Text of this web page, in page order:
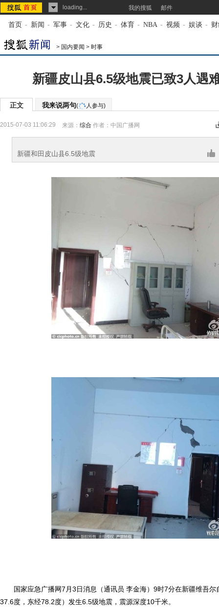
loading... 我的搜狐 邮件
首页 - 新闻 - 军事 - 文化 - 历史 - 体育 - NBA - 视频 - 娱谈 -
> 国内要闻 > 时事
新疆皮山县6.5级地震已致3人遇
正文 我来说两句( 人参与)
2015-07-03 11:06:29 来源： 综合 作者：中国广播网
新疆和田皮山县6.5级地震
国家应急广播网7月3日消息（通讯员 李金海）9时7分在新疆维吾尔
37.6度，东经78.2度）发生6.5级地震，震源深度10千米。